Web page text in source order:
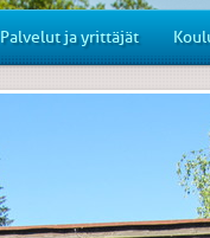
Palvelut ja yrittäjät